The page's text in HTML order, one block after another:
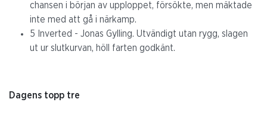
chansen i början av upploppet, försökte, men mäktade
inte med att gå i närkamp.
5 Inverted - Jonas Gylling. Utvändigt utan rygg, slagen
ut ur slutkurvan, höll farten godkänt.
Dagens topp tre